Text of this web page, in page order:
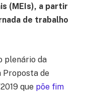
(MEIs), a partir
de trabalho
plenário da
Proposta de
que põe fim